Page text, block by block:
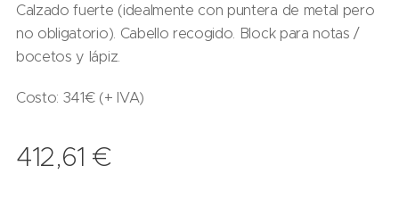
Calzado fuerte (idealmente con puntera de metal pero
no obligatorio). Cabello recogido. Block para notas /
bocetos y lápiz.
Costo: 341€ (+ IVA)
412,61 €